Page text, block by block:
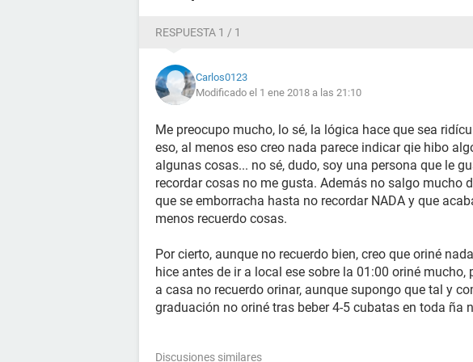
menos algo me echaron un vaso de agua por la
Nunca he mantenido relaciones como pasivo con un
supongo que, de entre todo lo que recuerdo, si me
no ocurrió, solamente tenia agujetas en las caderas y
(elhuesodonde recae el peso cuando nos sentamos)
horas en el taburete y el tiempo que estuve bailando
responsables, suelo tener agujetas después de noches
moverme mucho insisto em que no era dolor,
me tocaba o hacia algun movimiento o notaba.
Al sitio bajaban constantemente gente al baño, cada X
de paso, estaba al lado de la entrada a esa sala, no
similares y segun mis amigos bajaban mucho a verme,
peligroso ponerse a hacer algo asi... en la calle,
RESPUESTA 1 / 1
Carlos0123
Modificado el 1 ene 2018 a las 21:10
Me preocupo mucho, lo sé, la lógica hace que sea
eso, al menos eso creo nada parece indicar qie hibo
algunas cosas... no sé, dudo, soy una persona que le
recordar cosas no me gusta. Además no salgo mucho
que se emborracha hasta no recordar NADA y que
menos recuerdo cosas.
Por cierto, aunque no recuerdo bien, creo que oriné
hice antes de ir a local ese sobre la 01:00 oriné mucho,
a casa no recuerdo orinar, aunque supongo que tal y
graduación no oriné tras beber 4-5 cubatas en toda ña
Discusiones similares